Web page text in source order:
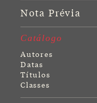
Nota Prévia
Catálogo
Autores
Datas
Títulos
Classes